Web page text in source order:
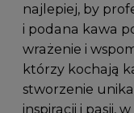
najlepiej, by
i podana kawa
wrażenie i
którzy kochają
stworzenie
inspiracji i pasji,